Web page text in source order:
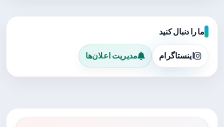
ما را دنبال کنید
اینستاگرام مدیریت اعلان‌ها